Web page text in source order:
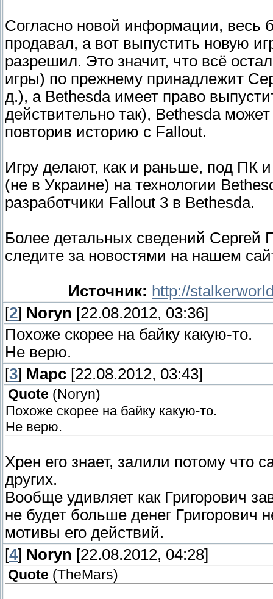
Согласно новой информации, весь
продавал, а вот выпустить новую
разрешил. Это значит, что всё
игры) по прежнему принадлежит
д.), а Bethesda имеет право
действительно так), Bethesda
повторив историю с Fallout.
Игру делают, как и раньше, под ПК
(не в Украине) на технологии
разработчики Fallout 3 в Bethesda.
Более детальных сведений Сергей
следите за новостями на нашем
Источник: http://
[2] Noryn [22.08.2012, 03:36]
Похоже скорее на байку какую-то.
Не верю.
[3] Марс [22.08.2012, 03:43]
Quote (Noryn)
Похоже скорее на байку какую-то.
Не верю.
Хрен его знает, залили потому что
других.
Вообще удивляет как Григорович
не будет больше денег Григорович
мотивы его действий.
[4] Noryn [22.08.2012, 04:28]
Quote (TheMars)